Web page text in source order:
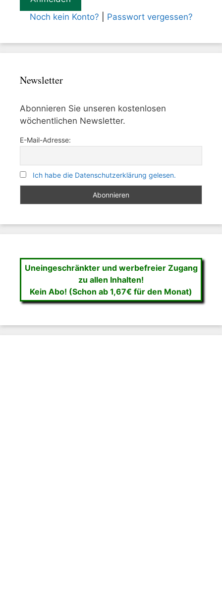
Noch kein Konto? Passwort vergessen?
Newsletter
Abonnieren Sie unseren kostenlosen
wöchentlichen Newsletter.
E-Mail-Adresse:
Ich habe die Datenschutzerklärung gelesen.
Uneingeschränkter und werbefreier Zugang
zu allen Inhalten!
Kein Abo! (Schon ab 1,67€ für den Monat)